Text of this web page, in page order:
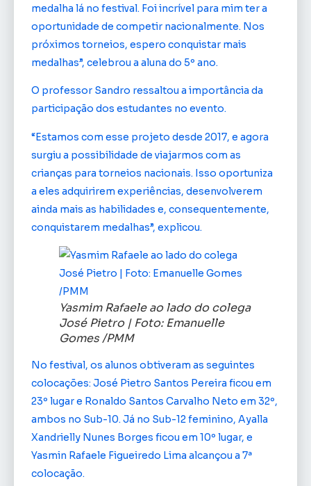
medalha lá no festival. Foi incrível para mim ter a
oportunidade de competir nacionalmente. Nos
próximos torneios, espero conquistar mais
medalhas”, celebrou a aluna do 5º ano.
O professor Sandro ressaltou a importância da
participação dos estudantes no evento.
“Estamos com esse projeto desde 2017, e agora
surgiu a possibilidade de viajarmos com as
crianças para torneios nacionais. Isso oportuniza
a eles adquirirem experiências, desenvolverem
ainda mais as habilidades e, consequentemente,
conquistarem medalhas”, explicou.
Yasmim Rafaele ao lado do colega
José Pietro | Foto: Emanuelle
Gomes /PMM
No festival, os alunos obtiveram as seguintes
colocações: José Pietro Santos Pereira ficou em
23º lugar e Ronaldo Santos Carvalho Neto em 32º,
ambos no Sub-10. Já no Sub-12 feminino, Ayalla
Xandrielly Nunes Borges ficou em 10º lugar, e
Yasmin Rafaele Figueiredo Lima alcançou a 7ª
colocação.